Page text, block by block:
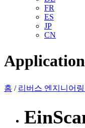
FR
ES
JP
CN
홈 / 리버스 엔지니어